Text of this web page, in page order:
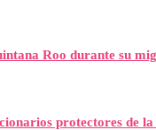
Roo durante su
protectores de la